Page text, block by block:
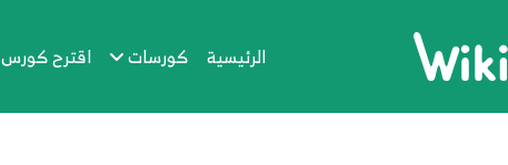
الرئيسية كورسات اقترح كورس